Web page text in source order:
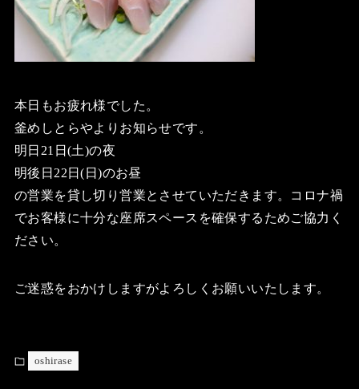
本日もお疲れ様でした。
釜めしとらやよりお知らせです。
明日21日(土)の夜
明後日22日(日)のお昼
の営業を貸し切り営業とさせていただきます。コロナ禍
でお客様に十分な座席スペースを確保するためご協力く
ださい。
ご迷惑をおかけしますがよろしくお願いいたします。
oshirase